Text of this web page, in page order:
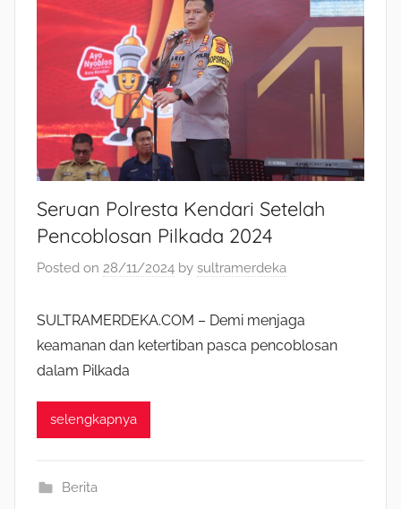
Seruan Polresta Kendari Setelah
Pencoblosan Pilkada 2024
Posted on 28/11/2024 by sultramerdeka
SULTRAMERDEKA.COM – Demi menjaga
keamanan dan ketertiban pasca pencoblosan
dalam Pilkada
selengkapnya
Berita